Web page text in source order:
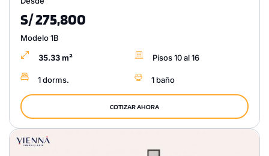
S/ 275,800
Modelo 1B
35.33 m² Pisos 10 al 16
1 dorms. 1 baño
COTIZAR AHORA